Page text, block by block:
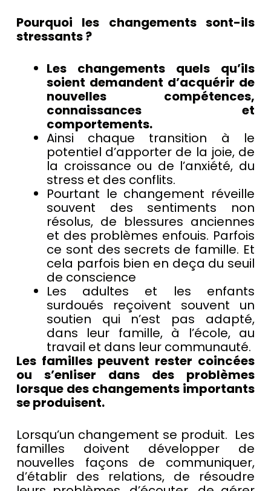
Pourquoi les changements sont-ils
stressants ?
Les changements quels qu’ils
soient demandent d’acquérir de
nouvelles compétences,
connaissances et
comportements.
Ainsi chaque transition à le
potentiel d’apporter de la joie, de
la croissance ou de l’anxiété, du
stress et des conflits.
Pourtant le changement réveille
souvent des sentiments non
résolus, de blessures anciennes
et des problèmes enfouis. Parfois
ce sont des secrets de famille. Et
cela parfois bien en deça du seuil
de conscience
Les adultes et les enfants
surdoués reçoivent souvent un
soutien qui n’est pas adapté,
dans leur famille, à l’école, au
travail et dans leur communauté.
Les familles peuvent rester coincées
ou s’enliser dans des problèmes
lorsque des changements importants
se produisent.
Lorsqu’un changement se produit. Les
familles doivent développer de
nouvelles façons de communiquer,
d’établir des relations, de résoudre